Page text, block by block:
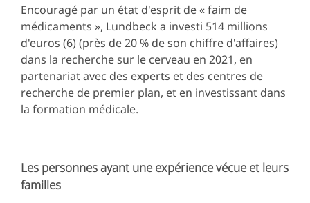
Encouragé par un état d'esprit de « faim de
médicaments », Lundbeck a investi 514 millions
d'euros (6) (près de 20 % de son chiffre d'affaires)
dans la recherche sur le cerveau en 2021, en
partenariat avec des experts et des centres de
recherche de premier plan, et en investissant dans
la formation médicale.
Les personnes ayant une expérience vécue et leurs
familles